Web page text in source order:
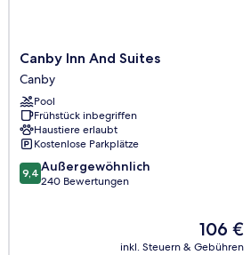
Canby
Inn
And
Suites
Canby
Canby Inn And Suites
Canby
Pool
Frühstück inbegriffen
Haustiere erlaubt
Kostenlose Parkplätze
9.4
von
9,4 Außergewöhnlich
240 Bewertungen
Der
Preis
106 €
inkl. Steuern & Gebühren